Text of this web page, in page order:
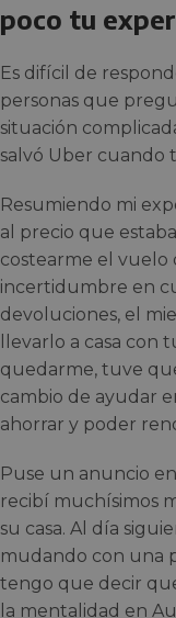
poco tu
Es difícil de
personas que
situación
salvó Uber cuando
Resumiendo mi
al precio que
costearme el vuelo
incertidumbre en
devoluciones, el
llevarlo a casa con
quedarme, tuve
cambio de ayudar
ahorrar y poder
Puse un anuncio en
recibí muchísimos
su casa. Al día
mudando con una
tengo que decir
la mentalidad en